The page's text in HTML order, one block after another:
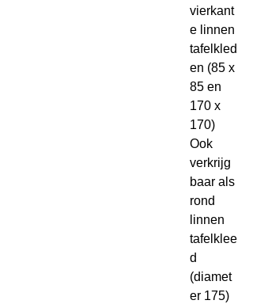
vierkant
e linnen
tafelkled
en (85 x
85 en
170 x
170)
Ook
verkrijg
baar als
rond
linnen
tafelklee
d
(diamet
er 175)